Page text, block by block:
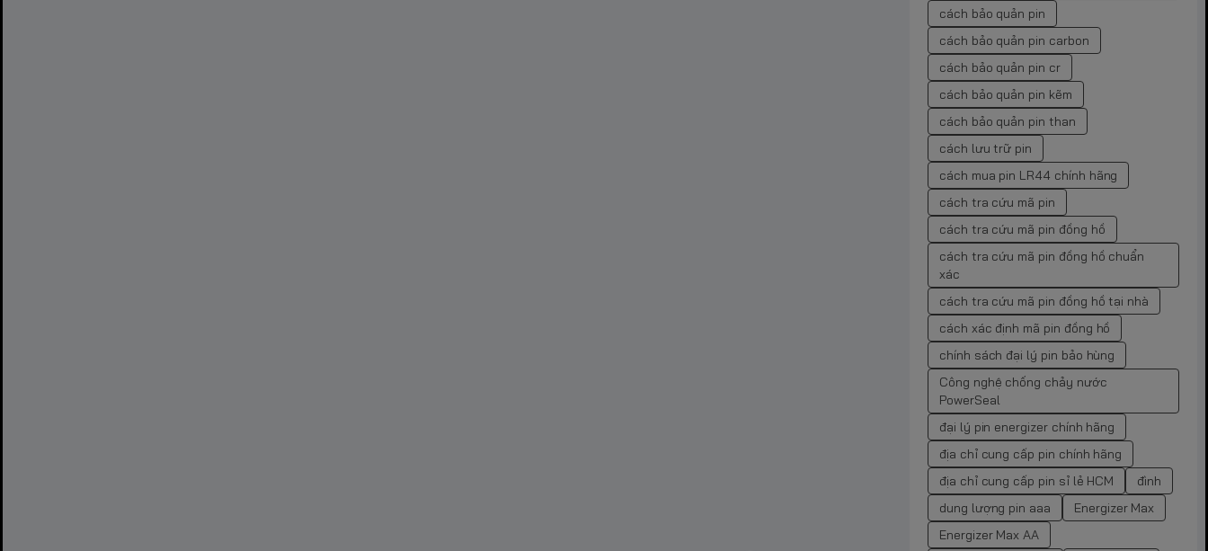
cách bảo quản pin
cách bảo quản pin carbon
cách bảo quản pin cr
cách bảo quản pin kẽm
cách bảo quản pin than
cách lưu trữ pin
cách mua pin LR44 chính hãng
cách tra cứu mã pin
cách tra cứu mã pin đồng hồ
cách tra cứu mã pin đồng hồ chuẩn
xác
cách tra cứu mã pin đồng hồ tại nhà
cách xác định mã pin đồng hồ
chính sách đại lý pin bảo hùng
Công nghệ chống chảy nước
PowerSeal
đại lý pin energizer chính hãng
địa chỉ cung cấp pin chính hãng
địa chỉ cung cấp pin sỉ lẻ HCM
đình
dung lượng pin aaa
Energizer Max
Energizer Max AA